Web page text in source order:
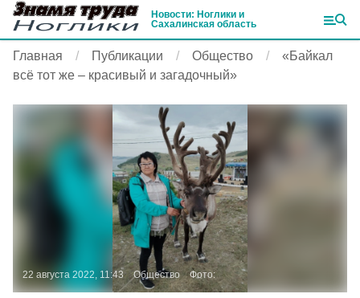
Новости: Ноглики и
Сахалинская область
Главная Публикации Общество
«Байкал
всё тот же – красивый и загадочный»
22 августа 2022, 11:43 Общество Фото: